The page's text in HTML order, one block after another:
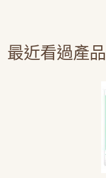
最近看過產品